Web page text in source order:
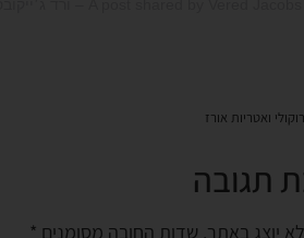
ואטריות אורז
תגובה
יוצג באתר. שדות החובה מסומנים *